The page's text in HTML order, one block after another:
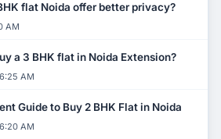
flat Noida offer better privacy?
AM
a 3 BHK flat in Noida Extension?
AM
Guide to Buy 2 BHK Flat in Noida
AM